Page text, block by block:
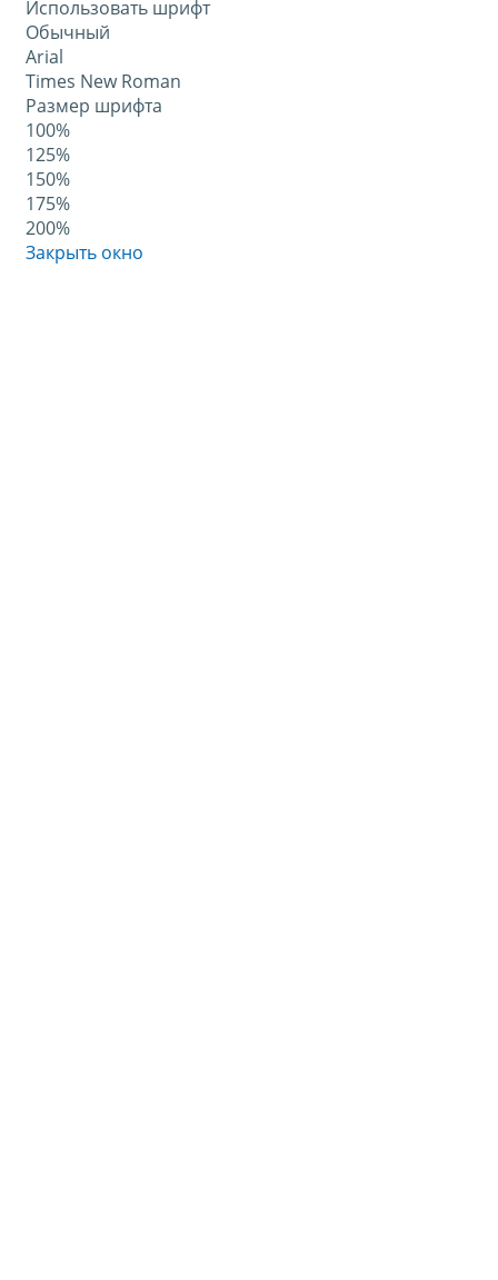
Использовать шрифт
Обычный
Arial
Times New Roman
Размер шрифта
100%
125%
150%
175%
200%
Закрыть окно